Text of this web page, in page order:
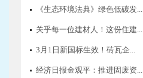
《生态环境法典》绿色低碳发...
关乎每一位建材人！这份住建...
3月1日新国标生效！砖瓦企...
经济日报金观平：推进固废资...